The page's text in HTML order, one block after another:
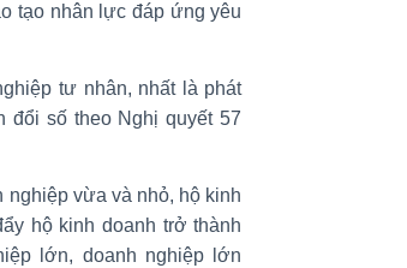
tạo nhân lực đáp ứng yêu
tư nhân, nhất là phát
đổi số theo Nghị quyết 57
nghiệp vừa và nhỏ, hộ kinh
hộ kinh doanh trở thành
lớn, doanh nghiệp lớn